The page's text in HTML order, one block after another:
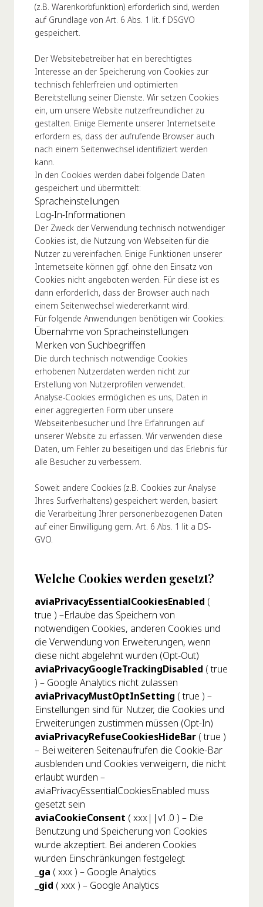
(z.B. Warenkorbfunktion) erforderlich sind, werden
auf Grundlage von Art. 6 Abs. 1 lit. f DSGVO
gespeichert.
Der Websitebetreiber hat ein berechtigtes
Interesse an der Speicherung von Cookies zur
technisch fehlerfreien und optimierten
Bereitstellung seiner Dienste. Wir setzen Cookies
ein, um unsere Website nutzerfreundlicher zu
gestalten. Einige Elemente unserer Internetseite
erfordern es, dass der aufrufende Browser auch
nach einem Seitenwechsel identifiziert werden
kann.
In den Cookies werden dabei folgende Daten
gespeichert und übermittelt:
Spracheinstellungen
Log-In-Informationen
Der Zweck der Verwendung technisch notwendiger
Cookies ist, die Nutzung von Webseiten für die
Nutzer zu vereinfachen. Einige Funktionen unserer
Internetseite können ggf. ohne den Einsatz von
Cookies nicht angeboten werden. Für diese ist es
dann erforderlich, dass der Browser auch nach
einem Seitenwechsel wiedererkannt wird.
Für folgende Anwendungen benötigen wir Cookies:
Übernahme von Spracheinstellungen
Merken von Suchbegriffen
Die durch technisch notwendige Cookies
erhobenen Nutzerdaten werden nicht zur
Erstellung von Nutzerprofilen verwendet.
Analyse-Cookies ermöglichen es uns, Daten in
einer aggregierten Form über unsere
Webseitenbesucher und Ihre Erfahrungen auf
unserer Website zu erfassen. Wir verwenden diese
Daten, um Fehler zu beseitigen und das Erlebnis für
alle Besucher zu verbessern.
Soweit andere Cookies (z.B. Cookies zur Analyse
Ihres Surfverhaltens) gespeichert werden, basiert
die Verarbeitung Ihrer personenbezogenen Daten
auf einer Einwilligung gem. Art. 6 Abs. 1 lit a DS-
GVO.
Welche Cookies werden gesetzt?
aviaPrivacyEssentialCookiesEnabled (
true ) –Erlaube das Speichern von
notwendigen Cookies, anderen Cookies und
die Verwendung von Erweiterungen, wenn
diese nicht abgelehnt wurden (Opt-Out)
aviaPrivacyGoogleTrackingDisabled ( true
) – Google Analytics nicht zulassen
aviaPrivacyMustOptInSetting ( true ) –
Einstellungen sind für Nutzer, die Cookies und
Erweiterungen zustimmen müssen (Opt-In)
aviaPrivacyRefuseCookiesHideBar ( true )
– Bei weiteren Seitenaufrufen die Cookie-Bar
ausblenden und Cookies verweigern, die nicht
erlaubt wurden –
aviaPrivacyEssentialCookiesEnabled muss
gesetzt sein
aviaCookieConsent ( xxx||v1.0 ) – Die
Benutzung und Speicherung von Cookies
wurde akzeptiert. Bei anderen Cookies
wurden Einschränkungen festgelegt
_ga ( xxx ) – Google Analytics
_gid ( xxx ) – Google Analytics